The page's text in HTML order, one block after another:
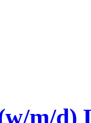
m/d)